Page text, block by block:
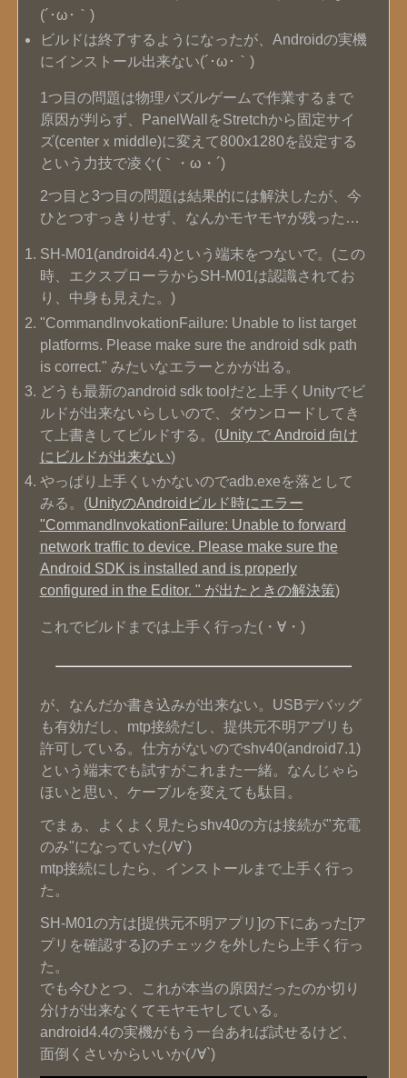
(´･ω･｀)
ビルドは終了するようになったが、Androidの実機
にインストール出来ない(´･ω･｀)
1つ目の問題は物理パズルゲームで作業するまで
原因が判らず、PanelWallをStretchから固定サイ
ズ(centerｘmiddle)に変えて800x1280を設定する
という力技で凌ぐ(｀・ω・´)
2つ目と3つ目の問題は結果的には解決したが、今
ひとつすっきりせず、なんかモヤモヤが残った…
SH-M01(android4.4)という端末をつないで。(この
時、エクスプローラからSH-M01は認識されてお
り、中身も見えた。)
"CommandInvokationFailure: Unable to list target
platforms. Please make sure the android sdk path
is correct." みたいなエラーとかが出る。
どうも最新のandroid sdk toolだと上手くUnityでビ
ルドが出来ないらしいので、ダウンロードしてき
て上書きしてビルドする。(Unity で Android 向け
にビルドが出来ない)
やっぱり上手くいかないのでadb.exeを落として
みる。(UnityのAndroidビルド時にエラー
"CommandInvokationFailure: Unable to forward
network traffic to device. Please make sure the
Android SDK is installed and is properly
configured in the Editor. " が出たときの解決策)
これでビルドまでは上手く行った(・∀・)
が、なんだか書き込みが出来ない。USBデバッグ
も有効だし、mtp接続だし、提供元不明アプリも
許可している。仕方がないのでshv40(android7.1)
という端末でも試すがこれまた一緒。なんじゃら
ほいと思い、ケーブルを変えても駄目。
でまぁ、よくよく見たらshv40の方は接続が"充電
のみ"になっていた(ﾉ∀`)
mtp接続にしたら、インストールまで上手く行っ
た。
SH-M01の方は[提供元不明アプリ]の下にあった[ア
プリを確認する]のチェックを外したら上手く行っ
た。
でも今ひとつ、これが本当の原因だったのか切り
分けが出来なくてモヤモヤしている。
android4.4の実機がもう一台あれば試せるけど、
面倒くさいからいいか(ﾉ∀`)